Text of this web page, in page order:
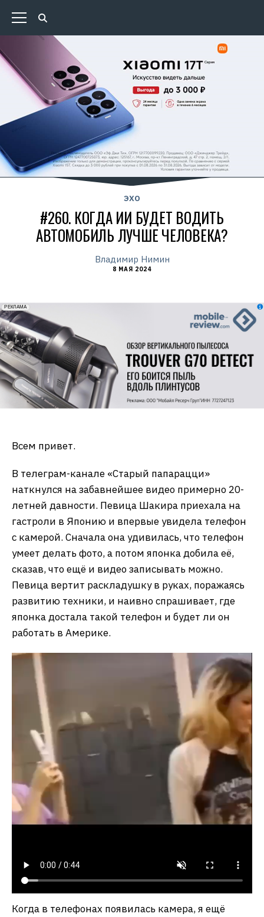
ЭХО
#260. КОГДА ИИ БУДЕТ ВОДИТЬ
АВТОМОБИЛЬ ЛУЧШЕ ЧЕЛОВЕКА?
Владимир Нимин
8 МАЯ 2024
erid: 2VfnxxmNzs5
РЕКЛАМА
Всем привет.
В телеграм-канале «Старый папарацци»
наткнулся на забавнейшее видео примерно 20-
летней давности. Певица Шакира приехала на
гастроли в Японию и впервые увидела телефон
с камерой. Сначала она удивилась, что телефон
умеет делать фото, а потом японка добила её,
сказав, что ещё и видео записывать можно.
Певица вертит раскладушку в руках, поражаясь
развитию техники, и наивно спрашивает, где
японка достала такой телефон и будет ли он
работать в Америке.
Когда в телефонах появилась камера, я ещё